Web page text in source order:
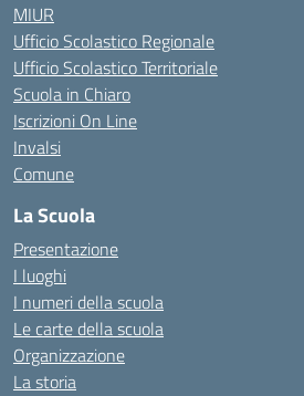
MIUR
Ufficio Scolastico Regionale
Ufficio Scolastico Territoriale
Scuola in Chiaro
Iscrizioni On Line
Invalsi
Comune
La Scuola
Presentazione
I luoghi
I numeri della scuola
Le carte della scuola
Organizzazione
La storia